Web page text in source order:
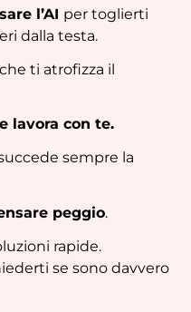
l’AI per toglierti
dalla testa.
ti atrofizza il
lavora con te.
sempre la
peggio.
rapide.
se sono davvero